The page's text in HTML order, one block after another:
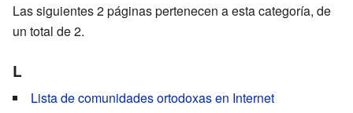
Las siguientes 2 páginas pertenecen a esta categoría, de
un total de 2.
L
Lista de comunidades ortodoxas en Internet